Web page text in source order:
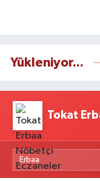
Yükleniyor...
Tokat